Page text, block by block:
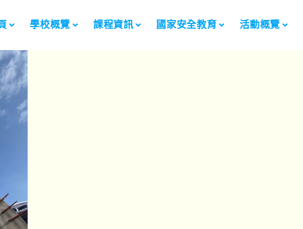
學校概覽 課程資訊 國家安全教育 活動概覽